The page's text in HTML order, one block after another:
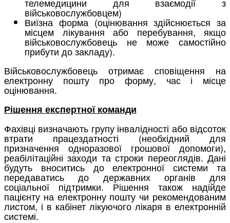
військовослужбовцем)
Виїзна форма (оцінювання здійснюється за
місцем лікування або перебування, якщо
військовослужбовець не може самостійно
прибути до закладу).
Військовослужбовець отримає сповіщення на
електронну пошту про форму, час і місце
оцінювання.
Рішення експертної команди
Фахівці визначають групу інвалідності або відсоток
втрати працездатності (необхідний для
призначення одноразової грошової допомоги),
реабілітаційні заходи та строки переоглядів. Дані
будуть вноситись до електронної системи та
передаватись до державних органів для
соціальної підтримки. Рішення також надійде
пацієнту на електронну пошту чи рекомендованим
листом, і в кабінет лікуючого лікаря в електронній
системі.